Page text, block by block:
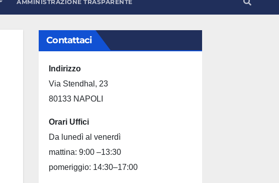
AMMINISTRAZIONE TRASPARENTE
Contattaci
Indirizzo
Via Stendhal, 23
80133 NAPOLI
Orari Uffici
Da lunedì al venerdì
mattina: 9:00 –13:30
pomeriggio: 14:30–17:00